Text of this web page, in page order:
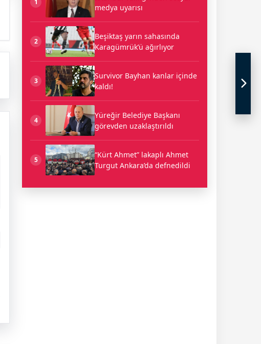
medya uyarısı
2
Beşiktaş yarın sahasında
Karagümrük’ü ağırlıyor
3
Survivor Bayhan kanlar içinde
kaldı!
4
Yüreğir Belediye Başkanı
görevden uzaklaştırıldı
5
“Kürt Ahmet” lakaplı Ahmet
Turgut Ankara’da defnedildi